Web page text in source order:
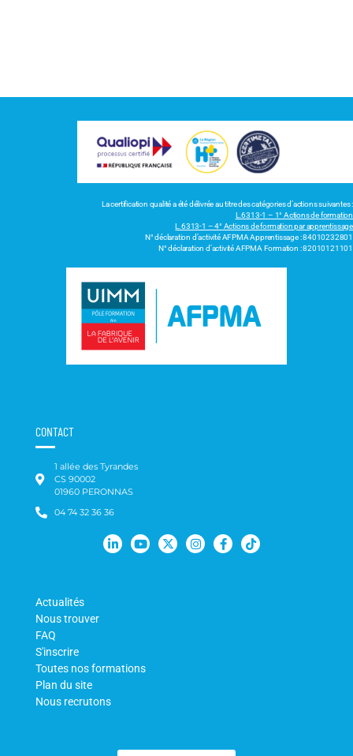
La certification qualité a été délivrée au titre des catégories d’actions suivantes :
L.6313-1 – 1° Actions de formation
L.6313-1 – 4° Actions de formation par apprentissage
N° déclaration d’activité AFPMA Apprentissage : 84010232801
N° déclaration d’activité AFPMA Formation : 82010121101
CONTACT
1 allée des Tyrandes
CS 90002
01960 PERONNAS
04 74 32 36 36
Actualités
Nous trouver
FAQ
S'inscrire
Toutes nos formations
Plan du site
Nous recrutons